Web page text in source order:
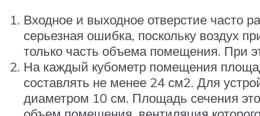
Входное и выходное отверстие часто
серьезная ошибка, поскольку воздух
только часть объема помещения. При
На каждый кубометр помещения
составлять не менее 24 см2. Для
диаметром 10 см. Площадь сечения